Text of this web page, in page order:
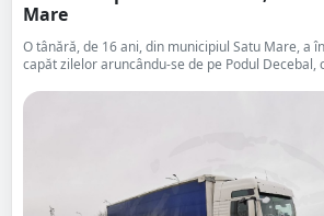
Mare
O tânără, de 16 ani, din municipiul Satu Mare, a
capăt zilelor aruncându-se de pe Podul